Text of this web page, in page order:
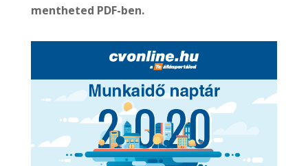
mentheted PDF-ben.